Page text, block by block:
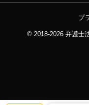
プ
© 2018-2026 弁護士